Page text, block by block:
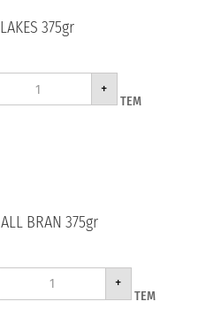
375gr
+
ΤΕΜ
ALL BRAN 375gr
+
ΤΕΜ